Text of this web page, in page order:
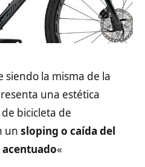
siendo la misma de la
una estética
bicicleta de
un sloping o caída del
«